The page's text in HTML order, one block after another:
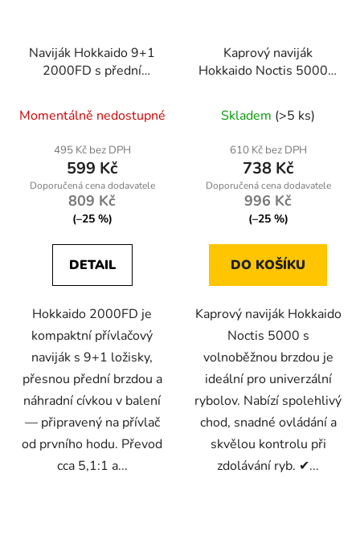
Naviják Hokkaido 9+1
2000FD s přední
cívkou pro přívlač
Momentálně nedostupné
495 Kč bez DPH
599 Kč
809 Kč
(–25 %)
DETAIL
Hokkaido 2000FD je
kompaktní přívlačový
naviják s 9+1 ložisky,
přesnou přední brzdou a
náhradní cívkou v balení
— připravený na přívlač
od prvního hodu. Převod
cca 5,1:1 a...
Kaprový naviják
Hokkaido Noctis 5000 s
náhradní cívka
Skladem (>5 ks)
610 Kč bez DPH
738 Kč
996 Kč
(–25 %)
DO KOŠÍKU
Kaprový naviják Hokkaido
Noctis 5000 s
volnoběžnou brzdou je
ideální pro univerzální
rybolov. Nabízí spolehlivý
chod, snadné ovládání a
skvělou kontrolu při
zdolávání ryb. ✔...